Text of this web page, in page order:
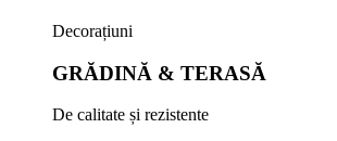
Decorațiuni
GRĂDINĂ & TERASĂ
De calitate și rezistente